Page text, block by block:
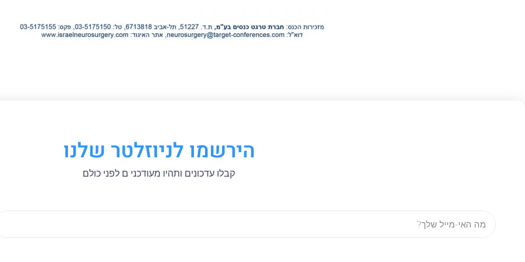
הירשמו לניוזלטר שלנו
קבלו עדכונים ותהיו מעודכני ם לפני כולם